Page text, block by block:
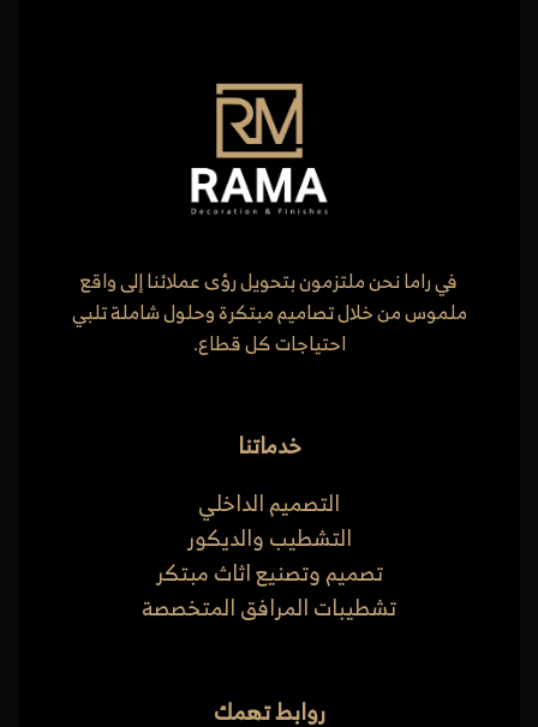
في راما نحن ملتزمون بتحويل رؤى عملائنا إلى واقع
ملموس من خلال تصاميم مبتكرة وحلول شاملة تلبي
احتياجات كل قطاع.
خدماتنا
التصميم الداخلي
التشطيب والديكور
تصميم وتصنيع اثاث مبتكر
تشطيبات المرافق المتخصصة
روابط تهمك